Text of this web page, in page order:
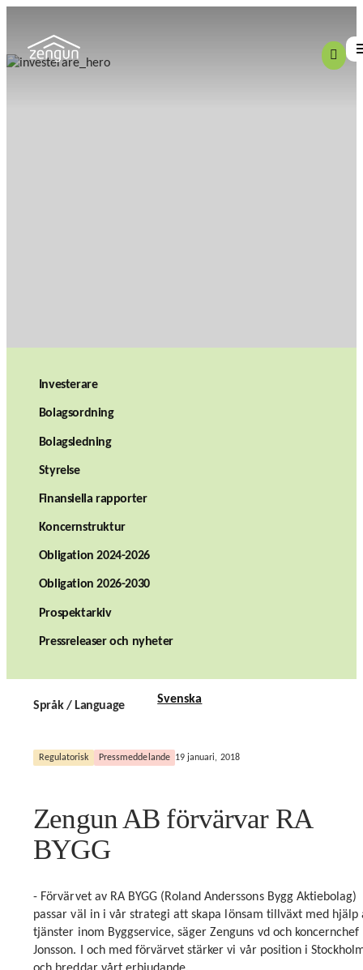
Investerare
Bolagsordning
Bolagsledning
Styrelse
Finansiella rapporter
Koncernstruktur
Obligation 2024-2026
Obligation 2026-2030
Prospektarkiv
Pressreleaser och nyheter
Språk / Language
Svenska
Regulatorisk Pressmeddelande 19 januari, 2018
Zengun AB förvärvar RA
BYGG
- Förvärvet av RA BYGG (Roland Anderssons Bygg Aktiebolag)
passar väl in i vår strategi att skapa lönsam tillväxt med hjälp
tjänster inom Byggservice, säger Zenguns vd och koncernchef
Jonsson. I och med förvärvet stärker vi vår position i